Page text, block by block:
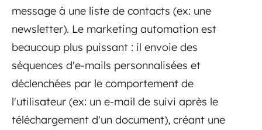
message à une liste de contacts (ex: une
newsletter). Le marketing automation est
beaucoup plus puissant : il envoie des
séquences d'e-mails personnalisées et
déclenchées par le comportement de
l'utilisateur (ex: un e-mail de suivi après le
téléchargement d'un document), créant une